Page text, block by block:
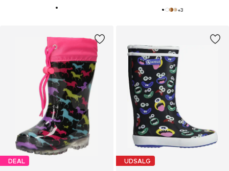
+3
DEAL UDSALG